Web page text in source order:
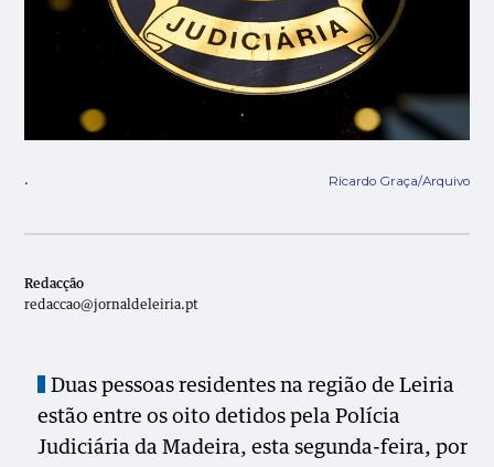
. Ricardo Graça/Arquivo
Redacção
redaccao@jornaldeleiria.pt
Duas pessoas residentes na região de Leiria
estão entre os oito detidos pela Polícia
Judiciária da Madeira, esta segunda-feira, por